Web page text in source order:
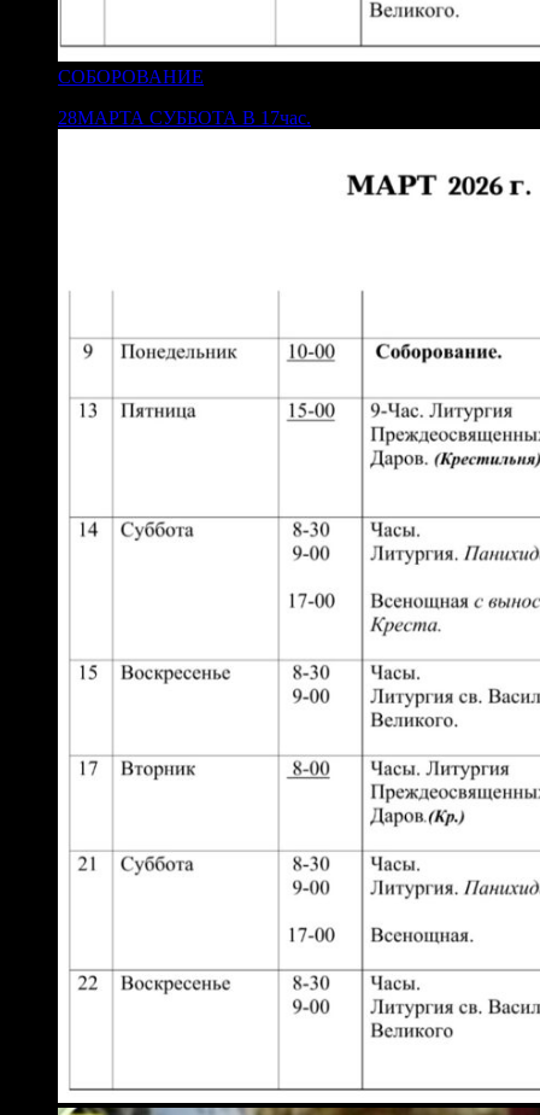
СОБОРОВАНИЕ
28МАРТА СУББОТА В 17час.